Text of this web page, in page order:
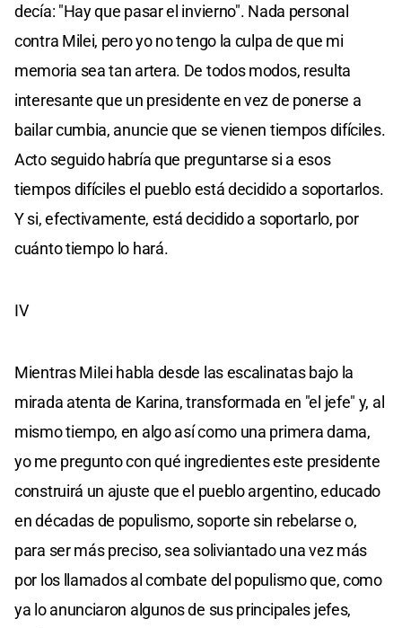
decía: "Hay que pasar el invierno". Nada personal
contra Milei, pero yo no tengo la culpa de que mi
memoria sea tan artera. De todos modos, resulta
interesante que un presidente en vez de ponerse a
bailar cumbia, anuncie que se vienen tiempos difíciles.
Acto seguido habría que preguntarse si a esos
tiempos difíciles el pueblo está decidido a soportarlos.
Y si, efectivamente, está decidido a soportarlo, por
cuánto tiempo lo hará.
IV
Mientras MiIei habla desde las escalinatas bajo la
mirada atenta de Karina, transformada en "el jefe" y, al
mismo tiempo, en algo así como una primera dama,
yo me pregunto con qué ingredientes este presidente
construirá un ajuste que el pueblo argentino, educado
en décadas de populismo, soporte sin rebelarse o,
para ser más preciso, sea soliviantado una vez más
por los llamados al combate del populismo que, como
ya lo anunciaron algunos de sus principales jefes,